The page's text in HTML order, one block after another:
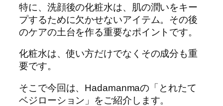
特に、洗顔後の化粧水は、肌の潤いをキー
プするために欠かせないアイテム。その後
のケアの土台を作る重要なポイントです。
化粧水は、使い方だけでなくその成分も重
要です。
そこで今回は、Hadamanmaの「とれたて
ベジローション」をご紹介します。